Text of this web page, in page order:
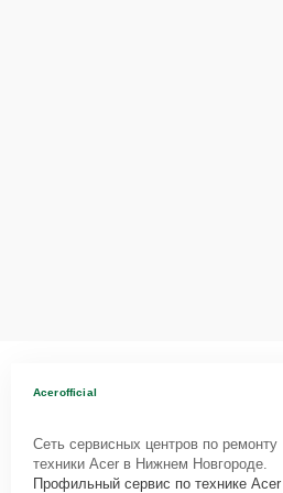
Acerofficial
Сеть сервисных центров по ремонту
техники Acer в Нижнем Новгороде.
Профильный сервис по технике